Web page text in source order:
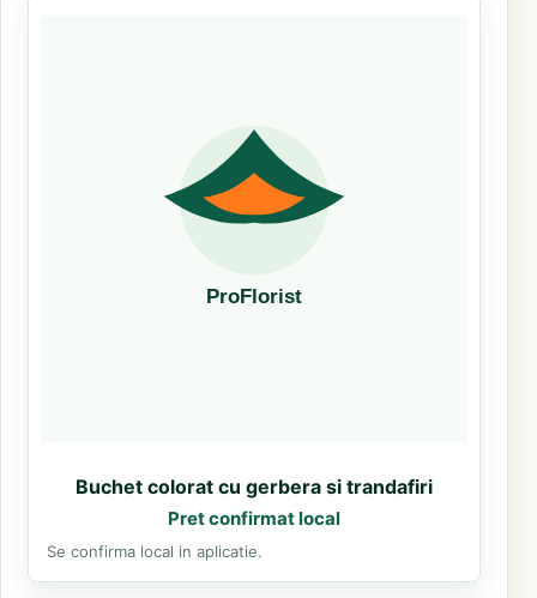
Buchet colorat cu gerbera si trandafiri
Pret confirmat local
Se confirma local in aplicatie.